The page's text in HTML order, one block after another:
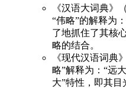
《汉语大词典》
“伟略”的解释为
了地抓住了其核
略的结合。
《现代汉语词典
略”解释为：“远
大”特性，即其目